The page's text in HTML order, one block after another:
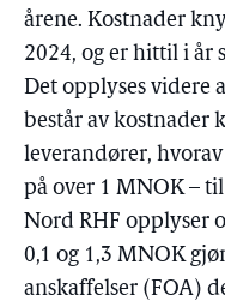
årene. Kostnader
2024, og er hittil i år
Det opplyses videre
består av kostnader
leverandører,
på over 1 MNOK –
Nord RHF opplyser
0,1 og 1,3 MNOK
anskaffelser (FOA)